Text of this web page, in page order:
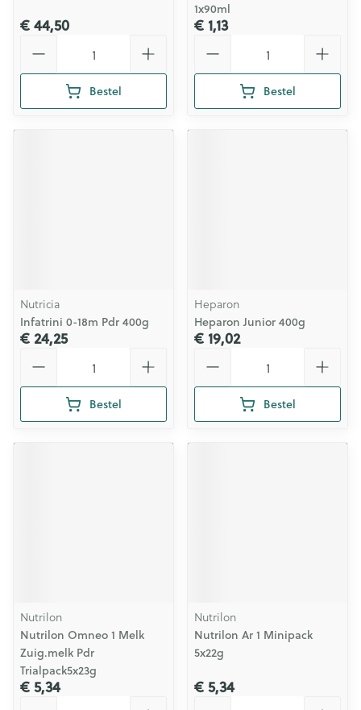
€ 44,50
Bestel
1x90ml
€ 1,13
Bestel
Nutricia
Infatrini 0-18m Pdr 400g
€ 24,25
Bestel
Heparon
Heparon Junior 400g
€ 19,02
Bestel
Nutrilon
Nutrilon Omneo 1 Melk
Zuig.melk Pdr
Trialpack5x23g
€ 5,34
Nutrilon
Nutrilon Ar 1 Minipack
5x22g
€ 5,34